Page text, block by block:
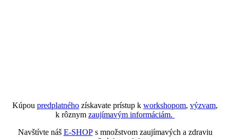
Kúpou predplatného získavate prístup k workshopom, výzvam,
k rôznym zaujímavým informáciám.
Navštívte náš E-SHOPs množstvom zaujímavých a zdraviu